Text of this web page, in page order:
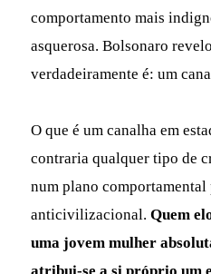
comportamento mais
asquerosa. Bolsonaro
verdadeiramente é: um
O que é um canalha em
contraria qualquer tipo de
num plano comportamental
anticivilizacional.Quem
uma jovem mulher